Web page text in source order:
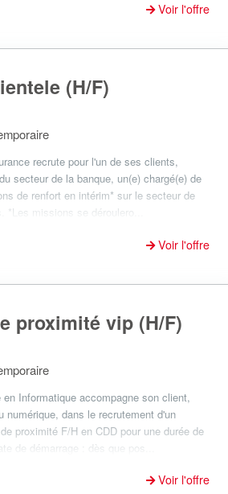
Voir l'offre
(H/F)
recrute pour l'un de ses clients,
secteur de la banque, un(e) chargé(e) de
de renfort en intérim* sur le secteur de
missions se déroulero...
Voir l'offre
proximité vip (H/F)
Informatique accompagne son client,
numérique, dans le recrutement d'un
proximité F/H en CDD pour une durée de
de démarrage : dès que pos...
Voir l'offre